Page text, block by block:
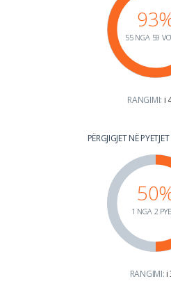
55 NGA 59
RANGIMI: i
PËRGJIGJET NË
1 NGA 2
RANGIMI: i